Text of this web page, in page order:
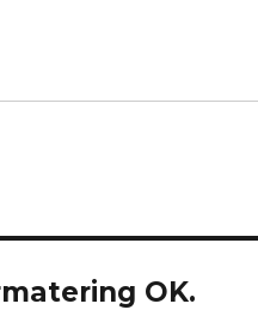
OK.